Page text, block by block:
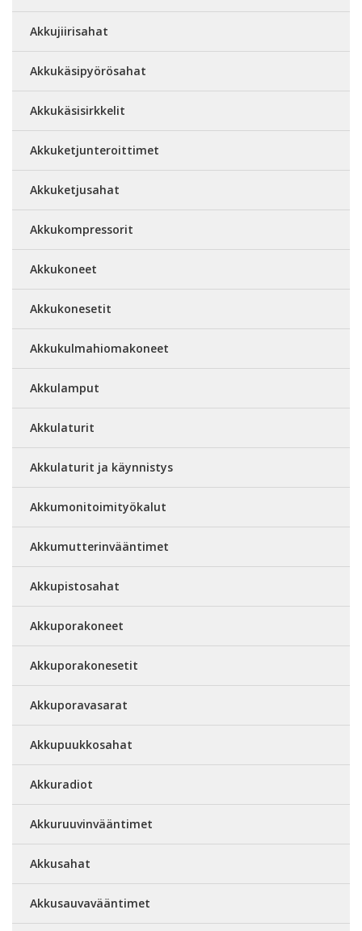
Akkujiirisahat
Akkukäsipyörösahat
Akkukäsisirkkelit
Akkuketjunteroittimet
Akkuketjusahat
Akkukompressorit
Akkukoneet
Akkukonesetit
Akkukulmahiomakoneet
Akkulamput
Akkulaturit
Akkulaturit ja käynnistys
Akkumonitoimityökalut
Akkumutterinvääntimet
Akkupistosahat
Akkuporakoneet
Akkuporakonesetit
Akkuporavasarat
Akkupuukkosahat
Akkuradiot
Akkuruuvinvääntimet
Akkusahat
Akkusauvavääntimet